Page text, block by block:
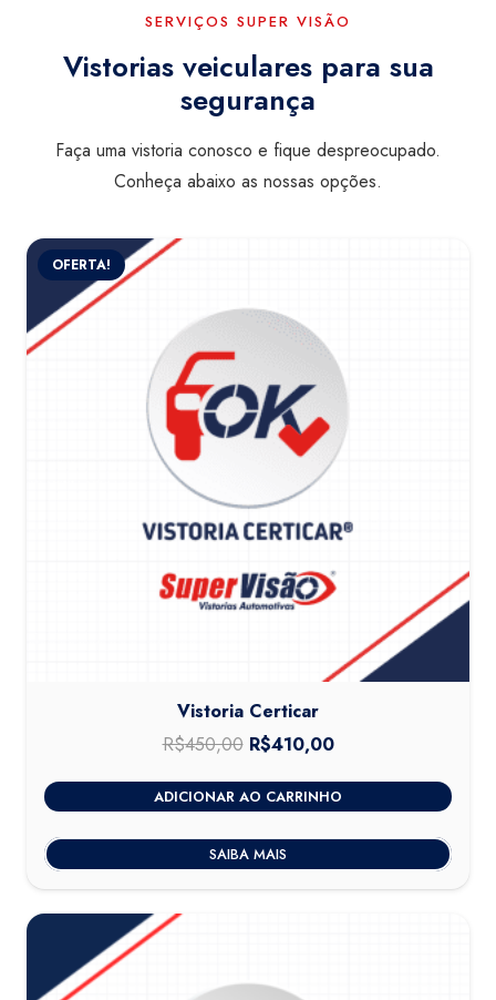
SERVIÇOS SUPER VISÃO
Vistorias veiculares para sua
segurança
Faça uma vistoria conosco e fique despreocupado.
Conheça abaixo as nossas opções.
OFERTA!
Vistoria Certicar
R$450,00 O
preço
original
era:
R$450,00.
R$410,00O
preço
atual
é:
R$410,00.
ADICIONAR AO CARRINHO
SAIBA MAIS